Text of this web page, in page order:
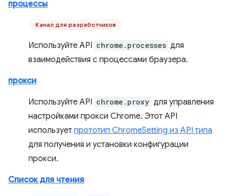
процессы
Канал для разработчиков
Используйте API chrome.processes для
взаимодействия с процессами браузера.
прокси
Используйте API chrome.proxy для управления
настройками прокси Chrome. Этот API
использует прототип ChromeSetting из API типа
для получения и установки конфигурации
прокси.
Список для чтения